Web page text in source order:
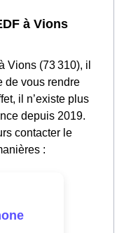
à Vions
Vions (73 310), il
de vous rendre
il n’existe plus
depuis 2019.
contacter le
: